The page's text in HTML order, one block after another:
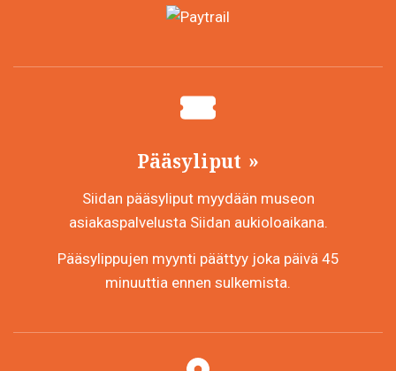
Pääsyliput
Siidan pääsyliput myydään museon
asiakaspalvelusta Siidan aukioloaikana.
Pääsylippujen myynti päättyy joka päivä 45
minuuttia ennen sulkemista.